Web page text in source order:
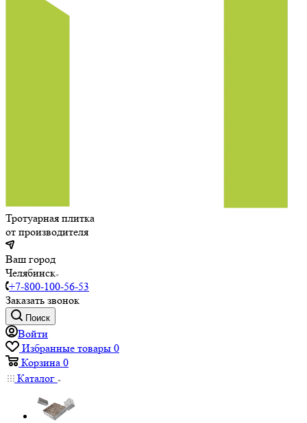
Тротуарная плитка
от производителя
Ваш город
Челябинск
+7-800-100-56-53
Заказать звонок
Поиск
Войти
Избранные товары 0
Корзина 0
Каталог